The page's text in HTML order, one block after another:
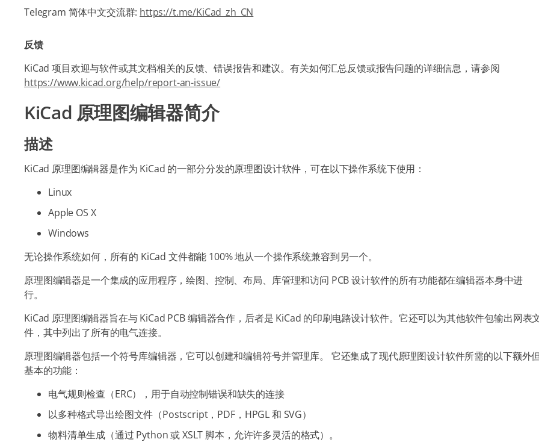
Telegram 简体中文交流群: https://t.me/KiCad_zh_CN
反馈
KiCad 项目欢迎与软件或其文档相关的反馈、错误报告和建议。有关如何汇总反馈或报告问题的详细信息，请参阅
https://www.kicad.org/help/report-an-issue/
KiCad 原理图编辑器简介
描述
KiCad 原理图编辑器是作为 KiCad 的一部分分发的原理图设计软件，可在以下操作系统下使用：
Linux
Apple OS X
Windows
无论操作系统如何，所有的 KiCad 文件都能 100% 地从一个操作系统兼容到另一个。
原理图编辑器是一个集成的应用程序，绘图、控制、布局、库管理和访问 PCB 设计软件的所有功能都在编辑器本身中进
行。
KiCad 原理图编辑器旨在与 KiCad PCB 编辑器合作，后者是 KiCad 的印刷电路设计软件。它还可以为其他软件包输出网表
件，其中列出了所有的电气连接。
原理图编辑器包括一个符号库编辑器，它可以创建和编辑符号并管理库。 它还集成了现代原理图设计软件所需的以下额外
基本的功能：
电气规则检查（ERC），用于自动控制错误和缺失的连接
以多种格式导出绘图文件（Postscript，PDF，HPGL 和 SVG）
物料清单生成（通过 Python 或 XSLT 脚本，允许许多灵活的格式）。